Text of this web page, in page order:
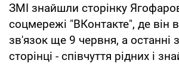
ЗМІ знайшли сторінку
соцмережі "ВКонтакте", де він
зв'язок ще 9 червня, а останні
сторінці - співчуття рідних і